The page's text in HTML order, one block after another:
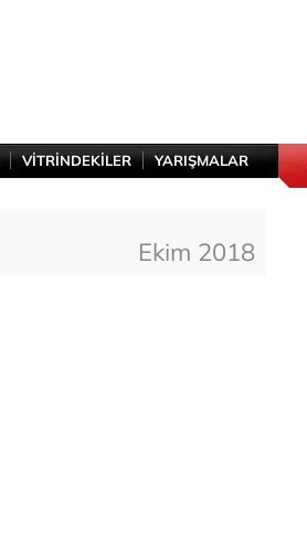
VİTRİNDEKİLER YARIŞMALAR
Ekim 2018